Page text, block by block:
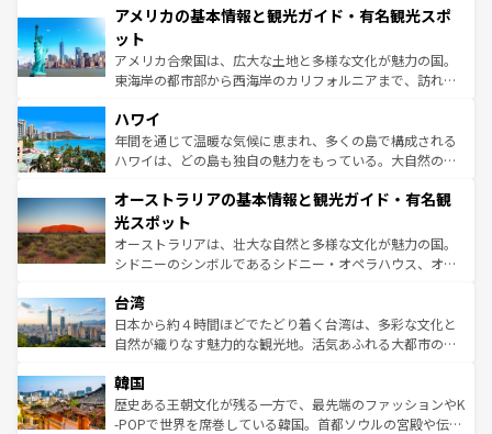
ンツ一覧を参照してほしい。
の建物がそのまま残る町や、スイスならではのユニークな
博物館もあり、アルプス観光だけでなく町歩きも満喫する
ことができる。国民の所得が高いため物価も高いが、旅行
者向けの交通パス提供のサービスもあり、うまく活用すれ
着のスイス情報は
アメリカの基本情報と観光ガイド・有名観光スポ
ット
アメリカ合衆国は、広大な土地と多様な文化が魅力の国。
東海岸の都市部から西海岸のカリフォルニアまで、訪れる
のような巨大都市は、観光、ショッピング、エンターテイ
ンメントが詰まった刺激的なスポットだ。一方、アメリカ
西部には大自然が広がり、グランドキャニオンやイエロー
部のニューオーリンズでは、音楽と美食が融合した独特の
文化が魅力。旅行者はアメリカの各地域で異なる魅力を楽
しみながら、その多様性と豊かな歴史を感じることができ
るだろう。車でのロードトリップや列車の旅も、アメリカ
情報は
ハワイ
年間を通じて温暖な気候に恵まれ、多くの島で構成される
ハワイは、どの島も独自の魅力をもっている。大自然の神
ワイ島は見逃せない。また、定番の観光地といえばオアフ
島だが、静かな自然を求めるならマウイ島やカウアイ島が
おすすめ。エメラルドグリーンに輝く海をはじめ、豊かな
文化や歴史が息づいている。「アロハスピリット」と呼ば
人々、おいしいローカルフードやハワイアンミュージッ
ク、伝統的なフラダンスなど、すべてがハワイの魅力を彩
っている。訪れるたびに新しい発見と感動が待っているハ
はコンテンツ一覧
オーストラリアの基本情報と観光ガイド・有名観
光スポット
オーストラリアは、壮大な自然と多様な文化が魅力の国。
シドニーのシンボルであるシドニー・オペラハウス、オー
リアリーフや大陸中央部にそびえるウルル（エアーズロッ
ク）、タスマニアの美しい原生林やケアンズの熱帯雨林な
ど、見どころがたくさん。また、カフェやワイン、オージ
いる。アクティビティも充実しており、サーフィンやダイ
ビング、ハイキングなど、アウトドア好きにはたまらな
い。オーストラリアの多彩な魅力を存分に味わいつくそ
台湾
日本から約４時間ほどでたどり着く台湾は、多彩な文化と
自然が織りなす魅力的な観光地。活気あふれる大都市の台
ン）、静ひつな山岳地帯である台湾東部など、都市の喧騒
と山間の静けさが共存しており、訪れる人に新しい発見と
驚きをもたらしてくれる。また、奥深い台湾の食文化も魅
韓国
歴史ある王朝文化が残る一方で、最先端のファッションやK
-POPで世界を席巻している韓国。首都ソウルの宮殿や伝統